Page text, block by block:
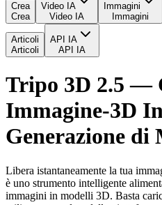
Crea
Crea
Video IA
Video IA
Immagini
Immagini
Articoli
Articoli
API IA
API IA
Tripo 3D 2.5 —
Immagine-3D
Generazione di
Libera istantaneamente la tua
è uno strumento intelligente
immagini in modelli 3D. Basta